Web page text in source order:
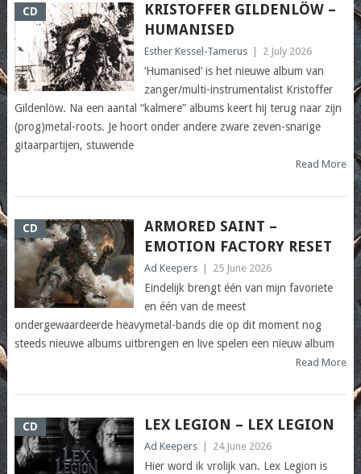
CD
KRISTOFFER GILDENLÖW –
HUMANISED
Esther Kessel-Tamerus 2 July 2026
‘Humanised’ is het nieuwe album van
zanger/multi-instrumentalist Kristoffer
Gildenlöw. Na een aantal “kalmere” albums keert hij terug naar zijn
(prog)metal-roots. Je hoort onder andere zware zeven-snarige
gitaarpartijen, stuwende
Read More
CD
ARMORED SAINT –
EMOTION FACTORY RESET
Ad Keepers 25 June 2026
Eindelijk brengt één van mijn favoriete
en één van de meest
ondergewaardeerde heavymetal-bands die op dit moment nog
steeds nieuwe albums uitbrengen en live spelen een nieuw album
Read More
CD LEX LEGION – LEX LEGION
Ad Keepers 24 June 2026
Hier word ik vrolijk van. Lex Legion is